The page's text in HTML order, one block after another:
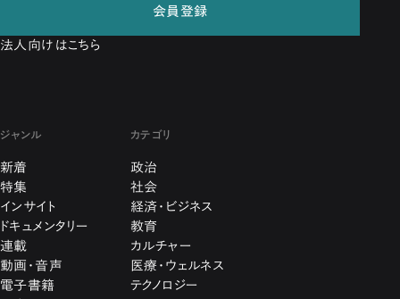
会員登録
法人向けはこちら
ジャンル
新着
特集
インサイト
ドキュメンタリー
連載
動画・音声
電子書籍
カテゴリ
政治
社会
経済・ビジネス
教育
カルチャー
医療・ウェルネス
テクノロジー